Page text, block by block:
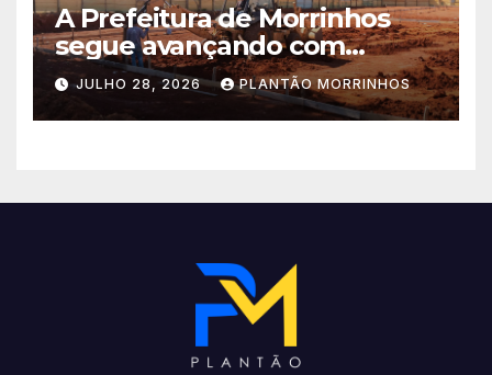
A Prefeitura de Morrinhos
segue avançando com
importantes investimentos
no Setor Arca de Noé.
JULHO 28, 2026 PLANTÃO MORRINHOS